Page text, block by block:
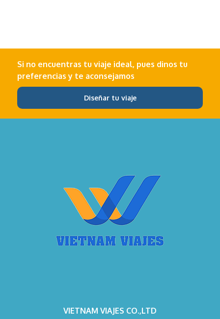
Si no encuentras tu viaje ideal, pues dinos tu
preferencias y te aconsejamos
Diseñar tu viaje
VIETNAM VIAJES CO.,LTD